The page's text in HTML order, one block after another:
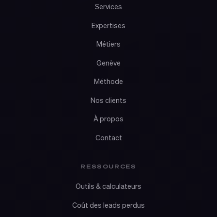
Services
Expertises
Métiers
Genève
Méthode
Nos clients
À propos
Contact
RESSOURCES
Outils & calculateurs
Coût des leads perdus